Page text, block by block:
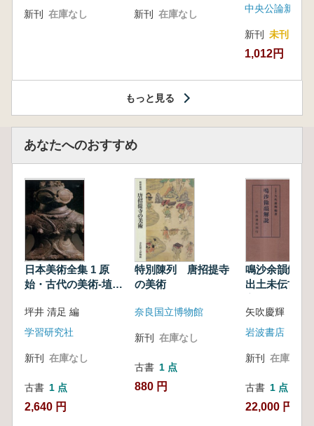
新刊 在庫なし 新刊 在庫なし
中央公論新社
新刊 未刊
1,012円
もっと見る
あなたへのおすすめ
日本美術全集 1 原
始・古代の美術-埴輪
坪井 清足 編
学習研究社
新刊 在庫なし
古書 1 点
2,640 円
特別陳列 唐招提寺
の美術
奈良国立博物館
新刊 在庫なし
古書 1 点
880 円
鳴沙余韻解説
出土未伝古逸
矢吹慶輝 編著
岩波書店
新刊 在庫なし
古書 1 点
22,000 円